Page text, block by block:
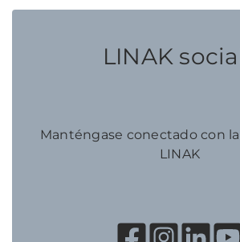
LINAK
Manténgase conectado con
LINAK